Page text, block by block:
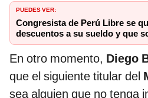
PUEDES VER:
Congresista de Perú Libre se
descuentos a su sueldo y que
En otro momento, Diego
que el siguiente titular del
sea alguien que no tenga